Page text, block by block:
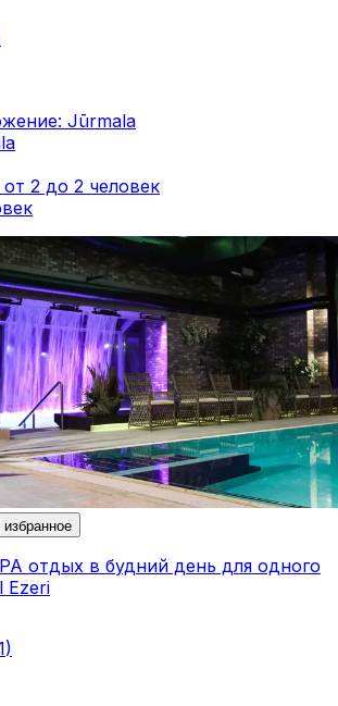
Jūrmala
от 2 до 2 человек
отдых в будний день для одного
Ezeri
)